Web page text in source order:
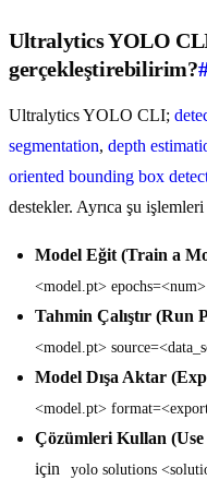
Ultralytics YOLO
gerçekleştirebilirim?
Ultralytics YOLO CLI;
segmentation, depth
oriented bounding box
destekler. Ayrıca şu
Model Eğit (Train a
<model.pt> epochs=<num>
Tahmin Çalıştır (Run
<model.pt>
Model Dışa Aktar
<model.pt>
Çözümleri Kullan (Use
için
yolo solutions